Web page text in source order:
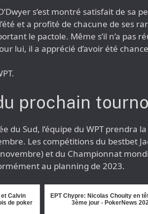
s’est montré satisfait de sa
et a profité de chacune de ses
le pactole. Même s’il n’a pas
lui, il a apprécié d’avoir été
prochain
du Sud, l’équipe du WPT prendra
Les compétitions du bestbet
et du Championnat
au planning de 2023.
et Calvin
de poker
EPT Chypre: Nicolas Chouity en
3ème jour - PokerNews